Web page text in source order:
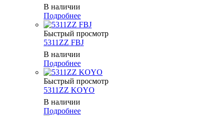
В наличии
Подробнее
Быстрый просмотр
5311ZZ FBJ
В наличии
Подробнее
Быстрый просмотр
5311ZZ KOYO
В наличии
Подробнее